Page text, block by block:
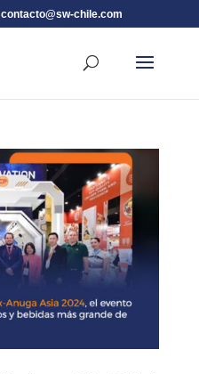
contacto@sw-chile.com